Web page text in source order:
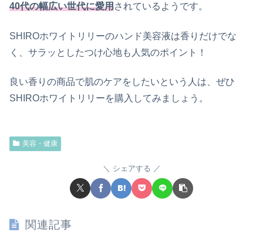
40代の幅広い世代に愛用されているようです。
SHIROホワイトリリーのハンド美容液は香りだけでな
く、サラッとしたつけ心地も人気のポイント！
良い香りの商品で肌のケアをしたいという人は、ぜひ
SHIROホワイトリリーを購入してみましょう。
美容・健康
シェアする
関連記事